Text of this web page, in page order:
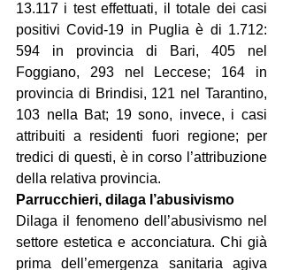
13.117 i test effettuati, il totale dei casi
positivi Covid-19 in Puglia è di 1.712:
594 in provincia di Bari, 405 nel
Foggiano, 293 nel Leccese; 164 in
provincia di Brindisi, 121 nel Tarantino,
103 nella Bat; 19 sono, invece, i casi
attribuiti a residenti fuori regione; per
tredici di questi, è in corso l’attribuzione
della relativa provincia.
Parrucchieri, dilaga l’abusivismo
Dilaga il fenomeno dell’abusivismo nel
settore estetica e acconciatura. Chi già
prima dell’emergenza sanitaria agiva